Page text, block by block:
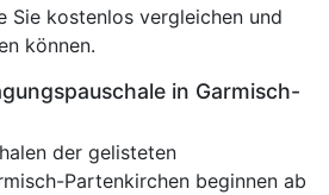
Sie kostenlos vergleichen und
können.
in Garmisch-
der gelisteten
Partenkirchen beginnen ab